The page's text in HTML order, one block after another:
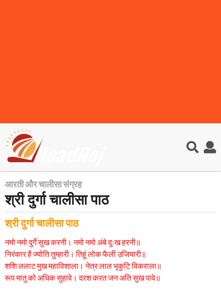
6
y
a
s
a
g
o
आरती और चालीसा संग्रह
श्री दुर्गा चालीसा पाठ
श्री दुर्गा चालीसा पाठ
नमो नमो दुर्गे सुख करनी। नमो नमो अंबे दुःख हरनी॥
निरंकार है ज्योति तुम्हारी। तिहूं लोक फैली उजियारी॥
शशि ललाट मुख महाविशाला। नेत्र लाल भृकुटि विकराला॥
रूप मातु को अधिक सुहावे। दरश करत जन अति सुख पावे॥